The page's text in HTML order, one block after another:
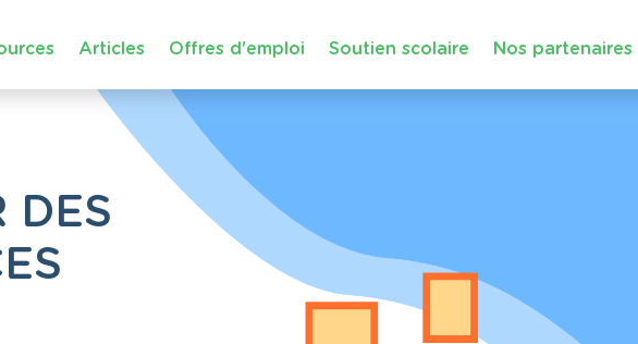
Articles Offres d'emploi Soutien scolaire Nos partenaires
DES